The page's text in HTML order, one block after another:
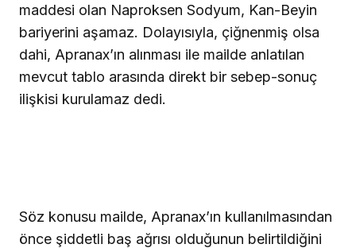
maddesi olan Naproksen Sodyum, Kan-Beyin
bariyerini aşamaz. Dolayısıyla, çiğnenmiş olsa
dahi, Apranax’ın alınması ile mailde anlatılan
mevcut tablo arasında direkt bir sebep-sonuç
ilişkisi kurulamaz dedi.
Söz konusu mailde, Apranax’ın kullanılmasından
önce şiddetli baş ağrısı olduğunun belirtildiğini